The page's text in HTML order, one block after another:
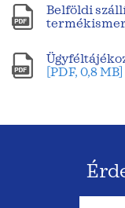
Belföldi
[PDF, 0,8 MB]